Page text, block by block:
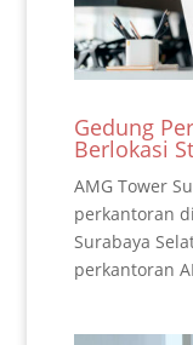
Gedung
Berlokasi
AMG Tower
perkantoran
Surabaya
perkantoran